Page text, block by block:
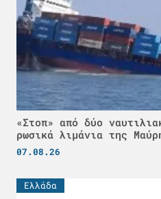
«Στοπ» από δύο
ρωσικά λιμάνια της
07.08.26
Ελλάδα